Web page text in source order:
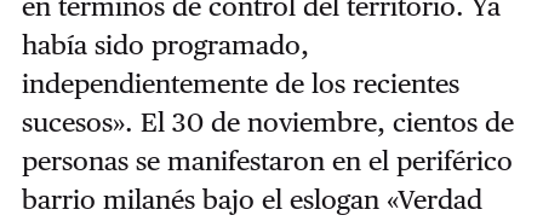
había sido programado,
independientemente de los recientes
sucesos». El 30 de noviembre, cientos de
personas se manifestaron en el periférico
barrio milanés bajo el eslogan «Verdad